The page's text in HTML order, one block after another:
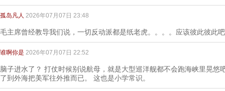
孤岛凡人 2026年07月07日 23:48
毛主席曾经教导我们说，一切反动派都是纸老虎。。。。应该彼此彼此
谁啊你是 2026年07月07日 22:52
脑子进水了？ 打仗时候别说航母，就是大型巡洋舰都不会跑海峡里晃悠
了到外海把美军往外推而已。 这也是小学常识。